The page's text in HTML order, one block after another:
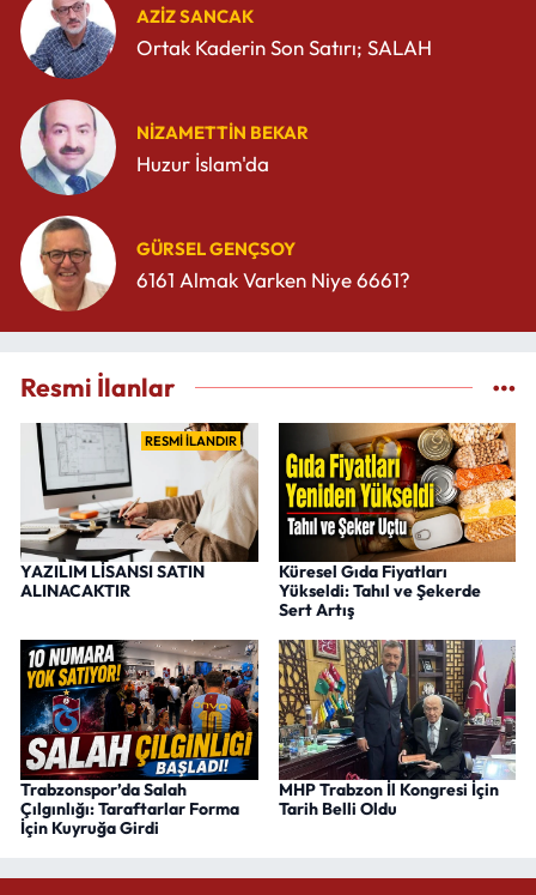
AZIZ SANCAK
Ortak Kaderin Son Satırı; SALAH
NIZAMETTIN BEKAR
Huzur İslam'da
GÜRSEL GENÇSOY
6161 Almak Varken Niye 6661?
Resmi İlanlar
RESMİ İLANDIR
YAZILIM LİSANSI SATIN
ALINACAKTIR
Küresel Gıda Fiyatları
Yükseldi: Tahıl ve Şekerde
Sert Artış
Trabzonspor’da Salah
Çılgınlığı: Taraftarlar Forma
İçin Kuyruğa Girdi
MHP Trabzon İl Kongresi İçin
Tarih Belli Oldu